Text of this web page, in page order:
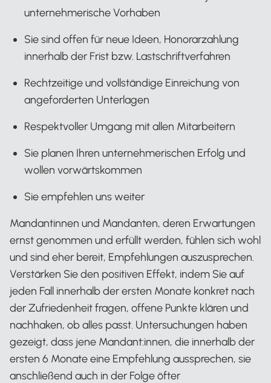
unternehmerische Vorhaben
Sie sind offen für neue Ideen, Honorarzahlung
innerhalb der Frist bzw. Lastschriftverfahren
Rechtzeitige und vollständige Einreichung von
angeforderten Unterlagen
Respektvoller Umgang mit allen Mitarbeitern
Sie planen Ihren unternehmerischen Erfolg und
wollen vorwärtskommen
Sie empfehlen uns weiter
Mandantinnen und Mandanten, deren Erwartungen
ernst genommen und erfüllt werden, fühlen sich wohl
und sind eher bereit, Empfehlungen auszusprechen.
Verstärken Sie den positiven Effekt, indem Sie auf
jeden Fall innerhalb der ersten Monate konkret nach
der Zufriedenheit fragen, offene Punkte klären und
nachhaken, ob alles passt. Untersuchungen haben
gezeigt, dass jene Mandant:innen, die innerhalb der
ersten 6 Monate eine Empfehlung aussprechen, sie
anschließend auch in der Folge öfter